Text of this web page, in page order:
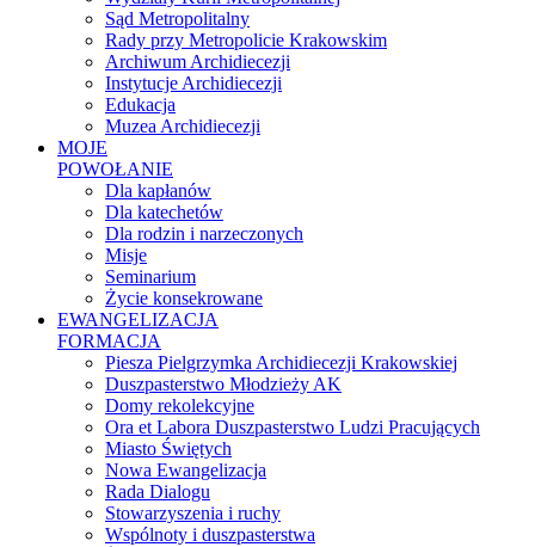
Sąd Metropolitalny
Rady przy Metropolicie Krakowskim
Archiwum Archidiecezji
Instytucje Archidiecezji
Edukacja
Muzea Archidiecezji
MOJE
POWOŁANIE
Dla kapłanów
Dla katechetów
Dla rodzin i narzeczonych
Misje
Seminarium
Życie konsekrowane
EWANGELIZACJA
FORMACJA
Piesza Pielgrzymka Archidiecezji Krakowskiej
Duszpasterstwo Młodzieży AK
Domy rekolekcyjne
Ora et Labora Duszpasterstwo Ludzi Pracujących
Miasto Świętych
Nowa Ewangelizacja
Rada Dialogu
Stowarzyszenia i ruchy
Wspólnoty i duszpasterstwa